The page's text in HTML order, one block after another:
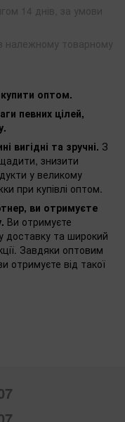
14 днів, за умови
в належному товарному
оптом.
певних цілей,
вигідні та зручні. З
знизити
у великому
при купівлі оптом.
ви отримуєте
Ви отримуєте
доставку та широкий
Завдяки оптовим
отримуєте від такої